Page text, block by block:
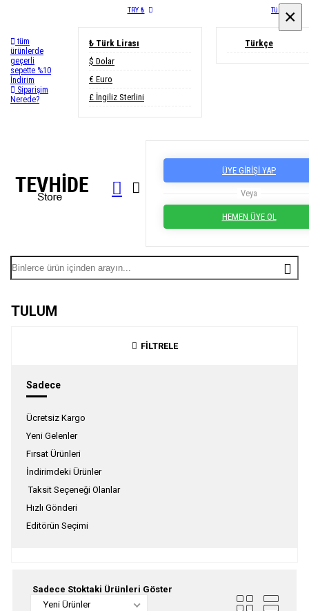
tüm
ürünlerde
geçerli
sepette %10
İndirim
Siparişim
Nerede?
TRY ₺
₺ Türk Lirası
$ Dolar
€ Euro
£ İngiliz Sterlini
Türkçe
Türkçe
ÜYE GİRİŞİ YAP
Veya
HEMEN ÜYE OL
TULUM
FİLTRELE
Sadece
Ücretsiz Kargo
Yeni Gelenler
Fırsat Ürünleri
İndirimdeki Ürünler
Taksit Seçeneği Olanlar
Hızlı Gönderi
Editörün Seçimi
Sadece Stoktaki Ürünleri Göster
Yeni Ürünler
×
×